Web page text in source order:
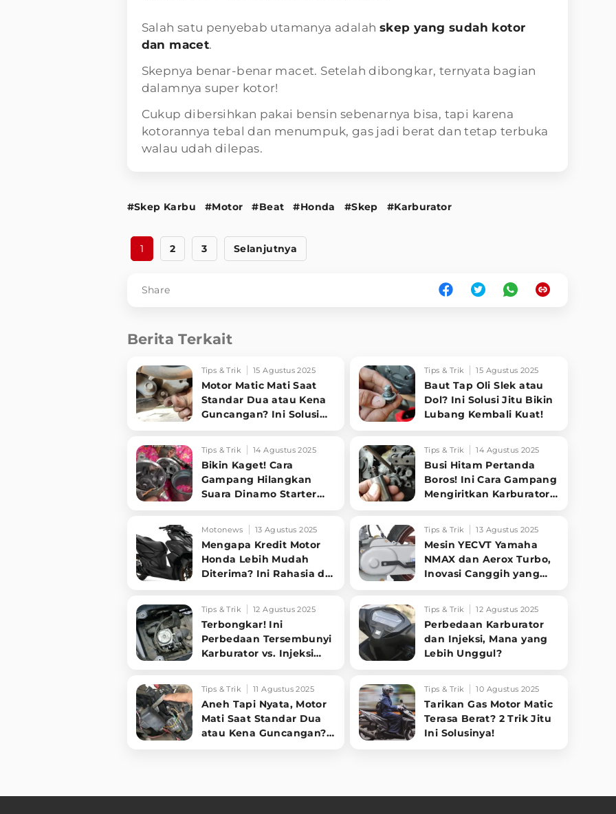
Salah satu penyebab utamanya adalah skep yang sudah kotor
dan macet.
Skepnya benar-benar macet. Setelah dibongkar, ternyata bagian
dalamnya super kotor!
Cukup dibersihkan pakai bensin sebenarnya bisa, tapi karena
kotorannya tebal dan menumpuk, gas jadi berat dan tetap terbuka
walau udah dilepas.
#Skep Karbu #Motor #Beat #Honda #Skep #Karburator
1 2 3 Selanjutnya
Share
Berita Terkait
Tips & Trik 15 Agustus 2025
Motor Matic Mati Saat
Standar Dua atau Kena
Guncangan? Ini Solusi
Tips & Trik 15 Agustus 2025
Baut Tap Oli Slek atau
Dol? Ini Solusi Jitu Bikin
Lubang Kembali Kuat!
Tips & Trik 14 Agustus 2025
Bikin Kaget! Cara
Gampang Hilangkan
Suara Dinamo Starter
Dimatikan!
Tips & Trik 14 Agustus 2025
Busi Hitam Pertanda
Boros! Ini Cara Gampang
Mengiritkan Karburator
Motonews 13 Agustus 2025
Mengapa Kredit Motor
Honda Lebih Mudah
Diterima? Ini Rahasia di
Tips & Trik 13 Agustus 2025
Mesin YECVT Yamaha
NMAX dan Aerox Turbo,
Inovasi Canggih yang
Tips & Trik 12 Agustus 2025
Terbongkar! Ini
Perbedaan Tersembunyi
Karburator vs. Injeksi
Tips & Trik 12 Agustus 2025
Perbedaan Karburator
dan Injeksi, Mana yang
Lebih Unggul?
Tips & Trik 11 Agustus 2025
Aneh Tapi Nyata, Motor
Mati Saat Standar Dua
atau Kena Guncangan?
Tips & Trik 10 Agustus 2025
Tarikan Gas Motor Matic
Terasa Berat? 2 Trik Jitu
Ini Solusinya!